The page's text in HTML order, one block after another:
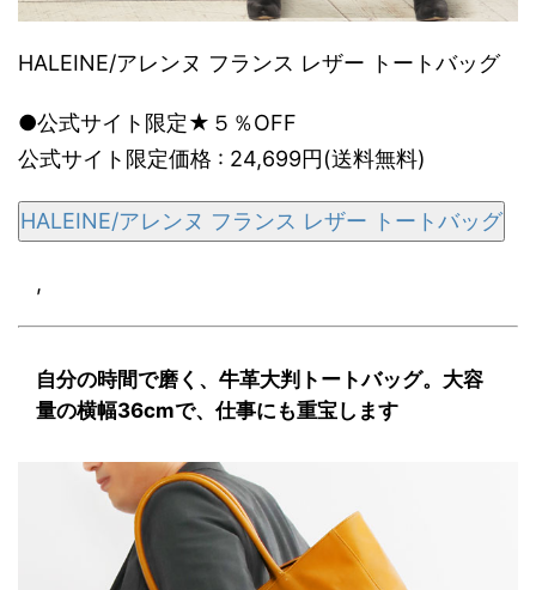
HALEINE/アレンヌ フランス レザー トートバッグ
●公式サイト限定★５％OFF
公式サイト限定価格 : 24,699円(送料無料)
HALEINE/アレンヌ フランス レザー トートバッグ
,
自分の時間で磨く、牛革大判トートバッグ。大容
量の横幅36cmで、仕事にも重宝します